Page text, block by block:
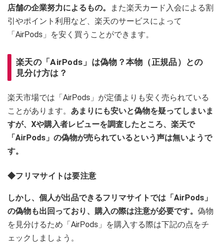
店舗の企業努力によるもの。
また楽天カード入会による割
引やポイント利用など、楽天のサービスによって
「AirPods」を安く買うことができます。
楽天の「AirPods」は偽物？本物（正規品）との
見分け方は？
楽天市場では「AirPods」が定価よりも安く売られている
ことがあります。 あまりにも安いと偽物を疑ってしまいま
すが、Xや購入者レビューを調査したところ、楽天で
「AirPods」の偽物が売られているという声は無いようで
す。
◆フリマサイトは要注意
しかし、個人が出品できるフリマサイトでは「AirPods」
の偽物も出回っており、購入の際は注意が必要です。 偽物
を見分けるため「AirPods」を購入する際は下記の点をチ
ェックしましょう。